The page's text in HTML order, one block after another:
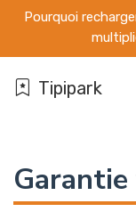
Pourquoi
Tipipark